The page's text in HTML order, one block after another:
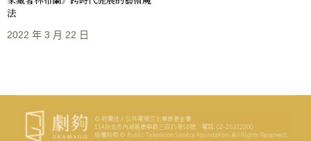
法
2022 年 3 月 22 日